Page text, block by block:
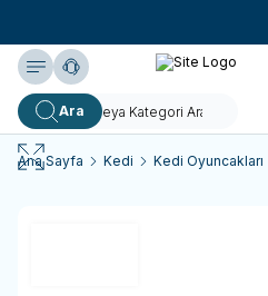
Yardım
Ara
Ana Sayfa Kedi Kedi Oyuncakları